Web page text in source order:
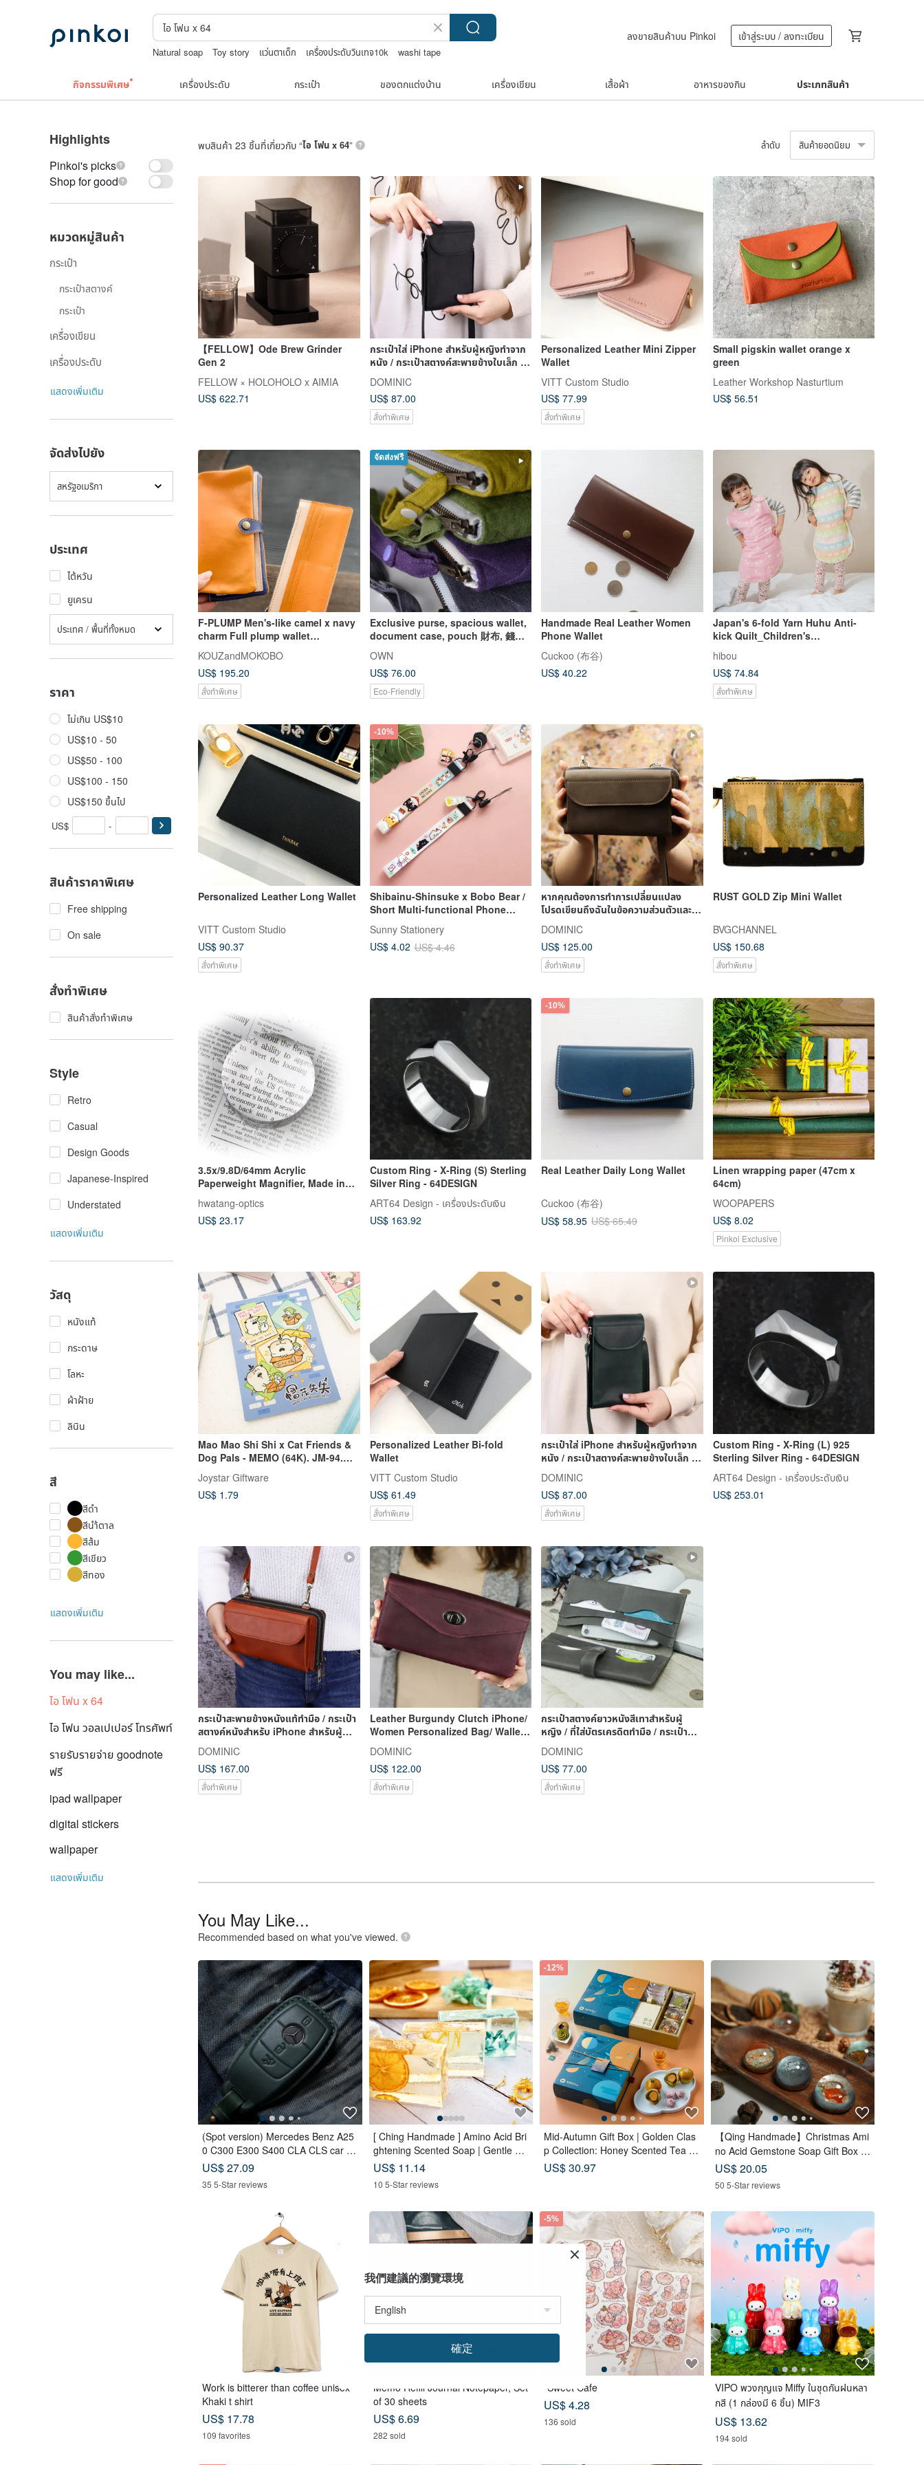
Natural soap Toy story แว่นตาเด็ก เครื่องประดับวินเทจ10k
washi tape
ลงขายสินค้าบน Pinkoi เข้าสู่ระบบ / ลงทะเบียน
กิจกรรมพิเศษ เครื่องประดับ กระเป๋า ของตกแต่งบ้าน เครื่องเขียน เสื้อผ้า อาหารของกิน ประเภทสินค้า
Highlights
Pinkoi's picks
Shop for good
หมวดหมู่สินค้า
กระเป๋า
กระเป๋าสตางค์
กระเป๋า
เครื่องเขียน
เครื่องประดับ
แสดงเพิ่มเติม
จัดส่งไปยัง
สหรัฐอเมริกา
ประเทศ
ไต้หวัน
ยูเครน
ประเทศ / พื้นที่ทั้งหมด
ราคา
ไม่เกิน US$10
US$10 - 50
US$50 - 100
US$100 - 150
US$150 ขึ้นไป
US$ -
สินค้าราคาพิเศษ
Free shipping
On sale
สั่งทำพิเศษ
สินค้าสั่งทำพิเศษ
Style
Retro
Casual
Design Goods
Japanese-Inspired
Understated
แสดงเพิ่มเติม
วัสดุ
หนังแท้
กระดาษ
โลหะ
ผ้าฝ้าย
ลินิน
สี
สีดำ
สีนำ้ตาล
สีส้ม
สีเขียว
สีทอง
แสดงเพิ่มเติม
You may like...
ไอ โฟน x 64
ไอ โฟน วอลเปเปอร์ โทรศัพท์
รายรับรายจ่าย goodnote
ฟรี
ipad wallpaper
digital stickers
wallpaper
แสดงเพิ่มเติม
พบสินค้า 23 ชิ้นที่เกี่ยวกับ “ไอ โฟน x 64” ลำดับ สินค้ายอดนิยม
【FELLOW】Ode Brew Grinder
Gen 2
FELLOW × HOLOHOLO x AIMIA
US$ 622.71
กระเป๋าใส่ iPhone สำหรับผู้หญิงทำจาก
หนัง / กระเป๋าสตางค์สะพายข้างใบเล็ก /
DOMINIC
US$ 87.00
สั่งทำพิเศษ
Personalized Leather Mini Zipper
Wallet
VITT Custom Studio
US$ 77.99
สั่งทำพิเศษ
Small pigskin wallet orange x
green
Leather Workshop Nasturtium
US$ 56.51
F-PLUMP Men's-like camel x navy
charm Full plump wallet
CNNW-WCNN-C
KOUZandMOKOBO
US$ 195.20
สั่งทำพิเศษ
จัดส่งฟรี
Exclusive purse, spacious wallet,
document case, pouch 財布, 錢包,
OWN
US$ 76.00
Eco-Friendly
Handmade Real Leather Women
Phone Wallet
Cuckoo (布谷)
US$ 40.22
Japan's 6-fold Yarn Huhu Anti-
kick Quilt_Children's
Version_Anti-kick Vest (Made in
Taiwan)
hibou
US$ 74.84
สั่งทำพิเศษ
Personalized Leather Long Wallet
VITT Custom Studio
US$ 90.37
สั่งทำพิเศษ
-10%
Shibainu-Shinsuke x Bobo Bear /
Short Multi-functional Phone
Lanyard (4 Images) SK-64
Sunny Stationery
US$ 4.02 US$ 4.46
หากคุณต้องการทำการเปลี่ยนแปลง
โปรดเขียนถึงฉันในข้อความส่วนตัวและ
เราจะหารือรายละเ
DOMINIC
US$ 125.00
สั่งทำพิเศษ
RUST GOLD Zip Mini Wallet
BVGCHANNEL
US$ 150.68
สั่งทำพิเศษ
3.5x/9.8D/64mm Acrylic
Paperweight Magnifier, Made in
Taiwan【A035】
hwatang-optics
US$ 23.17
Custom Ring - X-Ring (S) Sterling
Silver Ring - 64DESIGN
ART64 Design - เครื่องประดับเงิน
US$ 163.92
-10%
Real Leather Daily Long Wallet
Cuckoo (布谷)
US$ 58.95 US$ 65.49
Linen wrapping paper (47cm x
64cm)
WOOPAPERS
US$ 8.02
Pinkoi Exclusive
Mao Mao Shi Shi x Cat Friends &
Dog Pals - MEMO (64K). JM-94.
Joystar Giftware
US$ 1.79
Personalized Leather Bi-fold
Wallet
VITT Custom Studio
US$ 61.49
สั่งทำพิเศษ
กระเป๋าใส่ iPhone สำหรับผู้หญิงทำจาก
หนัง / กระเป๋าสตางค์สะพายข้างใบเล็ก /
DOMINIC
US$ 87.00
สั่งทำพิเศษ
Custom Ring - X-Ring (L) 925
Sterling Silver Ring - 64DESIGN
ART64 Design - เครื่องประดับเงิน
US$ 253.01
กระเป๋าสะพายข้างหนังแท้ทำมือ / กระเป๋า
สตางค์หนังสำหรับ iPhone สำหรับผู้
หญิง
DOMINIC
US$ 167.00
สั่งทำพิเศษ
Leather Burgundy Clutch iPhone/
Women Personalized Bag/ Wallet
With Card Slots
DOMINIC
US$ 122.00
สั่งทำพิเศษ
กระเป๋าสตางค์ยาวหนังสีเทาสำหรับผู้
หญิง / ที่ใส่บัตรเครดิตทำมือ / กระเป๋า
คลัตช์หน
DOMINIC
US$ 77.00
สั่งทำพิเศษ
You May Like...
Recommended based on what you've viewed.
(Spot version) Mercedes Benz A25
0 C300 E300 S400 CLA CLS car ke
y leather case
US$ 27.09
35 5-Star reviews
[ Ching Handmade ] Amino Acid Bri
ghtening Scented Soap | Gentle Cl
eansing for Face, Body & Hands
US$ 11.14
10 5-Star reviews
-12%
Mid-Autumn Gift Box | Golden Clas
p Collection: Honey Scented Tea B
ags x Double Tea Yolk Pastry x 12
Tea Biscuits - Lunar Blue
US$ 30.97
【Qing Handmade】Christmas Ami
no Acid Gemstone Soap Gift Box |
Christmas | Gift Exchange
US$ 20.05
50 5-Star reviews
Work is bitterer than coffee unisex
Khaki t shirt
US$ 17.78
109 favorites
Memo Refill Journal Notepaper, Set
of 30 sheets
US$ 6.69
282 sold
-5%
*Sweet Cafe
US$ 4.28
136 sold
VIPO พวงกุญแจ Miffy ในชุดกันฝนหลา
กสี (1 กล่องมี 6 ชิ้น) MIF3
US$ 13.62
194 sold
我們建議的瀏覽環境
確定